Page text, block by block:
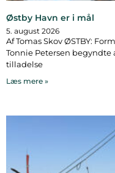
Østby Havn er i mål
5. august 2026
Af Tomas Skov ØSTBY:
Tonnie Petersen begyndte
tilladelse
Læs mere »